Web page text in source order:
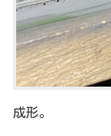
成形。